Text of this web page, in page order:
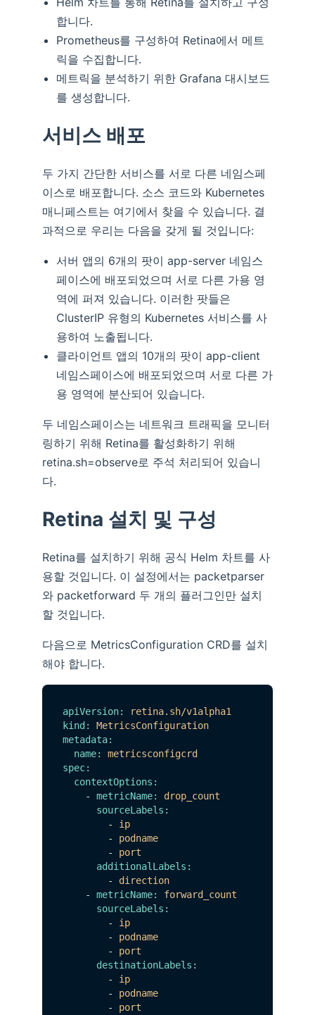
합니다.
Prometheus를 구성하여 Retina에서 메트
릭을 수집합니다.
메트릭을 분석하기 위한 Grafana 대시보드
를 생성합니다.
서비스 배포
두 가지 간단한 서비스를 서로 다른 네임스페
이스로 배포합니다. 소스 코드와 Kubernetes
매니페스트는 여기에서 찾을 수 있습니다. 결
과적으로 우리는 다음을 갖게 될 것입니다:
서버 앱의 6개의 팟이 app-server 네임스
페이스에 배포되었으며 서로 다른 가용 영
역에 퍼져 있습니다. 이러한 팟들은
ClusterIP 유형의 Kubernetes 서비스를 사
용하여 노출됩니다.
클라이언트 앱의 10개의 팟이 app-client
네임스페이스에 배포되었으며 서로 다른 가
용 영역에 분산되어 있습니다.
두 네임스페이스는 네트워크 트래픽을 모니터
링하기 위해 Retina를 활성화하기 위해
retina.sh=observe로 주석 처리되어 있습니
다.
Retina 설치 및 구성
Retina를 설치하기 위해 공식 Helm 차트를 사
용할 것입니다. 이 설정에서는 packetparser
와 packetforward 두 개의 플러그인만 설치
할 것입니다.
다음으로 MetricsConfiguration CRD를 설치
해야 합니다.
apiVersion:
retina.sh/v1alpha1
kind:
MetricsConfiguration
metadata:
name:
metricsconfigcrd
spec:
contextOptions:
-
metricName:
drop_count
sourceLabels:
-
ip
-
podname
-
port
additionalLabels:
-
direction
-
metricName:
forward_count
sourceLabels:
-
ip
-
podname
-
port
destinationLabels:
-
ip
-
podname
-
port